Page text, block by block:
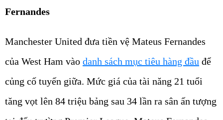
Fernandes
Manchester United đưa tiền vệ Mateus Fernandes
của West Ham vào danh sách mục tiêu hàng đầu để
củng cố tuyến giữa. Mức giá của tài năng 21 tuổi
tăng vọt lên 84 triệu bảng sau 34 lần ra sân ấn tượng